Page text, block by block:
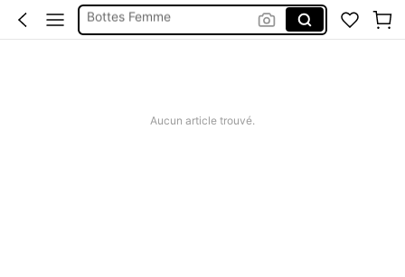
Santiag Femme
Aucun article trouvé.